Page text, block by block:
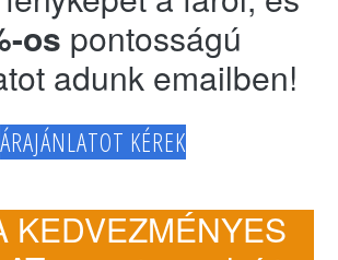
os pontosságú
adunk emailben!
ÁRAJÁNLATOT KÉREK
KEDVEZMÉNYES